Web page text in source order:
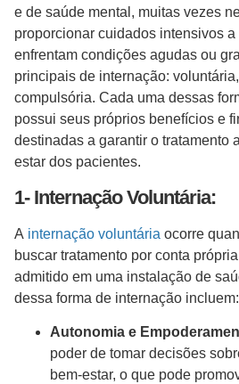
e de saúde mental, muitas vezes
proporcionar cuidados intensivos
enfrentam condições agudas ou
principais de internação:
compulsória. Cada uma dessas
possui seus próprios benefícios e
destinadas a garantir o tratamento
estar dos pacientes.
1- Internação Voluntária:
A internação voluntária ocorre
buscar tratamento por conta
admitido em uma instalação de
dessa forma de internação incluem:
Autonomia e
poder de tomar decisões
bem-estar, o que pode